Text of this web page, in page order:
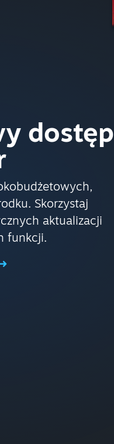
dostęp
Skorzystaj
aktualizacji
funkcji.